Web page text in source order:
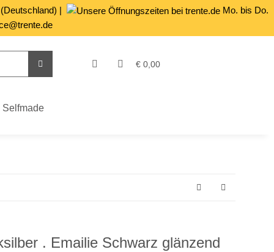
|
Mo. bis Do.
€ 0,00
Selfmade
. Emailie Schwarz glänzend